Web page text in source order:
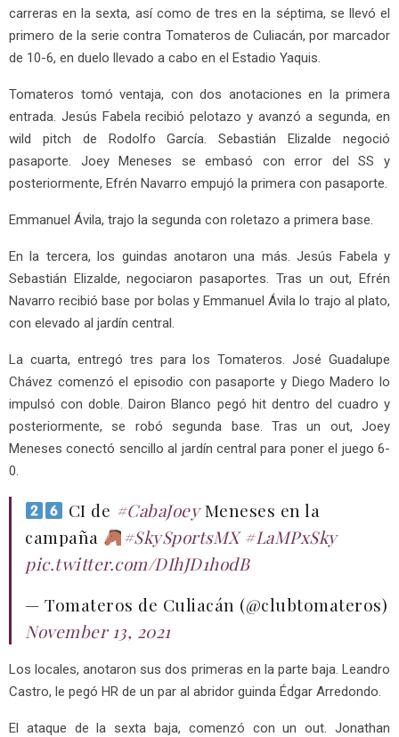
carreras en la sexta, así como de tres en la séptima, se llevó el
primero de la serie contra Tomateros de Culiacán, por marcador
de 10-6, en duelo llevado a cabo en el Estadio Yaquis.
Tomateros tomó ventaja, con dos anotaciones en la primera
entrada. Jesús Fabela recibió pelotazo y avanzó a segunda, en
wild pitch de Rodolfo García. Sebastián Elizalde negoció
pasaporte. Joey Meneses se embasó con error del SS y
posteriormente, Efrén Navarro empujó la primera con pasaporte.
Emmanuel Ávila, trajo la segunda con roletazo a primera base.
En la tercera, los guindas anotaron una más. Jesús Fabela y
Sebastián Elizalde, negociaron pasaportes. Tras un out, Efrén
Navarro recibió base por bolas y Emmanuel Ávila lo trajo al plato,
con elevado al jardín central.
La cuarta, entregó tres para los Tomateros. José Guadalupe
Chávez comenzó el episodio con pasaporte y Diego Madero lo
impulsó con doble. Dairon Blanco pegó hit dentro del cuadro y
posteriormente, se robó segunda base. Tras un out, Joey
Meneses conectó sencillo al jardín central para poner el juego 6-
0.
CI de #CabaJoeyMeneses en la
campaña
#SkySportsMX #LaMPxSky
pic.twitter.com/DIhJD1hodB
— Tomateros de Culiacán (@clubtomateros)
November 13, 2021
Los locales, anotaron sus dos primeras en la parte baja. Leandro
Castro, le pegó HR de un par al abridor guinda Édgar Arredondo.
El ataque de la sexta baja, comenzó con un out. Jonathan